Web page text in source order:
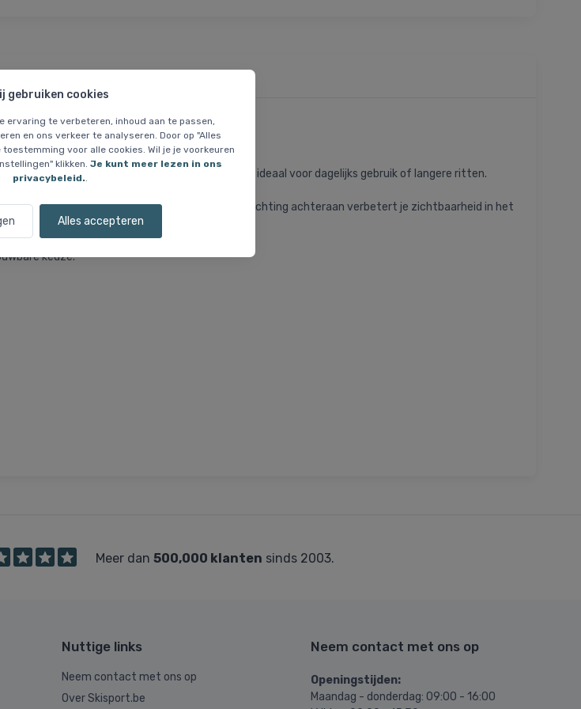
gebruiken cookies
ervaring te verbeteren, inhoud aan te passen,
en ons verkeer te analyseren. Door op "Alles
voor alle cookies. Wil je je voorkeuren
klikken. Je kunt meer lezen in ons
privacybeleid.
Alles accepteren
praktische kenmerken. Met slechts 270 g is hij ideaal voor dagelijks gebruik of langere ritten.
en verwijderbaar. De afneembare LED-verlichting achteraan verbetert je zichtbaarheid in het
keuze.
Meer dan 500,000 klanten sinds 2003.
Nuttige links
Neem contact met ons op
Over Skisport.be
Neem contact met ons op
Openingstijden:
Maandag - donderdag: 09:00 - 16:00